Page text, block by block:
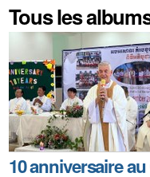
Tous les
10 anniversaire